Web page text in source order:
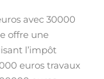
avec 30000
offre une
l’impôt
euros travaux